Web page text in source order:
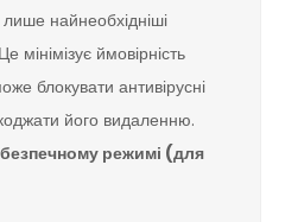
найнеобхідніші
мінімізує ймовірність
блокувати антивірусні
його видаленню.
режимі (для